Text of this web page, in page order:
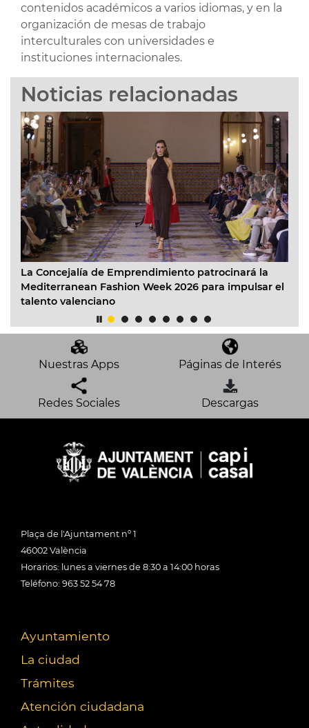
contenidos académicos a varios idiomas, y en la
organización de mesas de trabajo
interculturales con universidades e
instituciones internacionales.
Noticias relacionadas
La Concejalía de Emprendimiento patrocinará la
Mediterranean Fashion Week 2026 para impulsar el
talento valenciano
Nuestras Apps Páginas de Interés
Redes Sociales Descargas
Plaça de l'Ajuntament nº 1
46002 València
Horarios: lunes a viernes de 8:30 a 14:00 horas
Teléfono: 963 52 54 78
Ayuntamiento
La ciudad
Trámites
Atención ciudadana